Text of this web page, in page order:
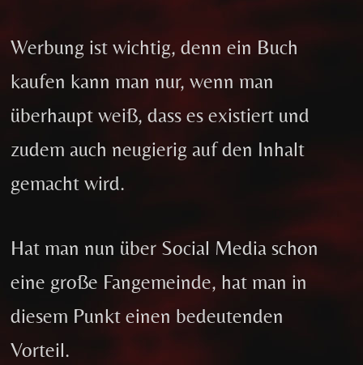
Werbung ist wichtig, denn ein Buch
kaufen kann man nur, wenn man
überhaupt weiß, dass es existiert und
zudem auch neugierig auf den Inhalt
gemacht wird.
Hat man nun über Social Media schon
eine große Fangemeinde, hat man in
diesem Punkt einen bedeutenden
Vorteil.